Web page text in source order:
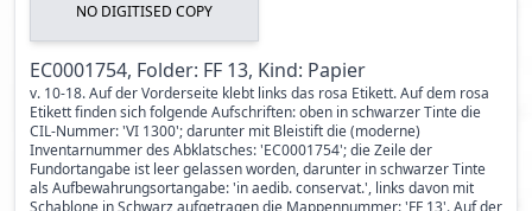
NO DIGITISED COPY
EC0001754, Folder: FF 13, Kind: Papier
v. 10-18. Auf der Vorderseite klebt links das rosa Etikett. Auf dem rosa
Etikett finden sich folgende Aufschriften: oben in schwarzer Tinte die
CIL-Nummer: 'VI 1300'; darunter mit Bleistift die (moderne)
Inventarnummer des Abklatsches: 'EC0001754'; die Zeile der
Fundortangabe ist leer gelassen worden, darunter in schwarzer Tinte
als Aufbewahrungsortangabe: 'in aedib. conservat.', links davon mit
Schablone in Schwarz aufgetragen die Mappennummer: 'FF 13'. Auf der